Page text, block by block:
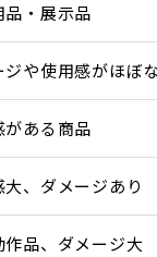
品・展示品
ジや使用感がほぼ
がある商品
大、ダメージあり
作品、ダメージ大